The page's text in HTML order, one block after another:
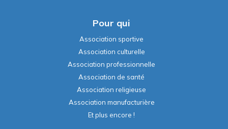
Pour qui
Association sportive
Association culturelle
Association professionnelle
Association de santé
Association religieuse
Association manufacturière
Et plus encore !